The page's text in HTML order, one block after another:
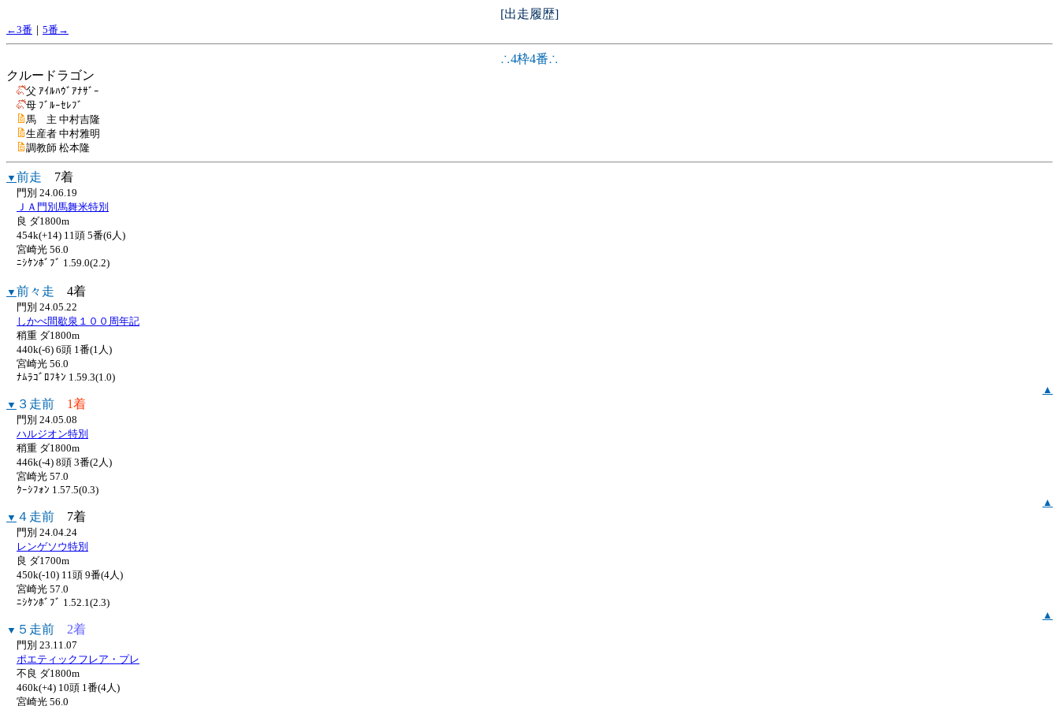
[出走履歴]
←3番 ｜ 5番→
∴4枠4番∴
クルードラゴン
父 ｱｲﾙﾊｳﾞｱﾅｻﾞｰ
母 ﾌﾞﾙｰｾﾚﾌﾞ
馬 主 中村吉隆
生産者 中村雅明
調教師 松本隆
▼ 前走 7着
門別 24.06.19
ＪＡ門別馬舞米特別
良 ダ1800m
454k(+14) 11頭 5番(6人)
宮崎光 56.0
ﾆｼｹﾝﾎﾞﾌﾞ 1.59.0(2.2)
▼ 前々走 4着
門別 24.05.22
しかべ間歇泉１００周年記
稍重 ダ1800m
440k(-6) 6頭 1番(1人)
宮崎光 56.0
ﾅﾑﾗｺﾞﾛﾌｷﾝ 1.59.3(1.0)
▲
▼ ３走前 1着
門別 24.05.08
ハルジオン特別
稍重 ダ1800m
446k(-4) 8頭 3番(2人)
宮崎光 57.0
ｸｰｼﾌｫﾝ 1.57.5(0.3)
▲
▼ ４走前 7着
門別 24.04.24
レンゲソウ特別
良 ダ1700m
450k(-10) 11頭 9番(4人)
宮崎光 57.0
ﾆｼｹﾝﾎﾞﾌﾞ 1.52.1(2.3)
▲
▼ ５走前 2着
門別 23.11.07
ポエティックフレア・プレ
不良 ダ1800m
460k(+4) 10頭 1番(4人)
宮崎光 56.0